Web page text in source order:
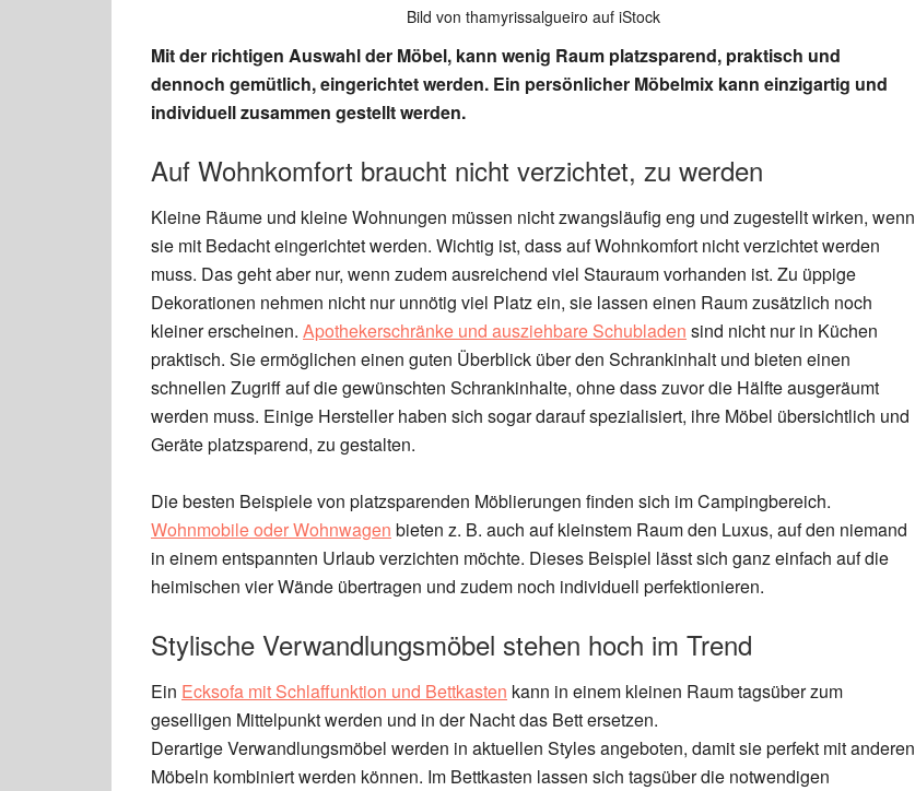
Bild von thamyrissalgueiro auf iStock
Mit der richtigen Auswahl der Möbel, kann wenig Raum platzsparend, praktisch und
dennoch gemütlich, eingerichtet werden. Ein persönlicher Möbelmix kann einzigartig und
individuell zusammen gestellt werden.
Auf Wohnkomfort braucht nicht verzichtet, zu werden
Kleine Räume und kleine Wohnungen müssen nicht zwangsläufig eng und zugestellt wirken, wenn
sie mit Bedacht eingerichtet werden. Wichtig ist, dass auf Wohnkomfort nicht verzichtet werden
muss. Das geht aber nur, wenn zudem ausreichend viel Stauraum vorhanden ist. Zu üppige
Dekorationen nehmen nicht nur unnötig viel Platz ein, sie lassen einen Raum zusätzlich noch
kleiner erscheinen. Apothekerschränke und ausziehbare Schubladen sind nicht nur in Küchen
praktisch. Sie ermöglichen einen guten Überblick über den Schrankinhalt und bieten einen
schnellen Zugriff auf die gewünschten Schrankinhalte, ohne dass zuvor die Hälfte ausgeräumt
werden muss. Einige Hersteller haben sich sogar darauf spezialisiert, ihre Möbel übersichtlich und
Geräte platzsparend, zu gestalten.
Die besten Beispiele von platzsparenden Möblierungen finden sich im Campingbereich.
Wohnmobile oder Wohnwagen bieten z. B. auch auf kleinstem Raum den Luxus, auf den niemand
in einem entspannten Urlaub verzichten möchte. Dieses Beispiel lässt sich ganz einfach auf die
heimischen vier Wände übertragen und zudem noch individuell perfektionieren.
Stylische Verwandlungsmöbel stehen hoch im Trend
Ein Ecksofa mit Schlaffunktion und Bettkasten kann in einem kleinen Raum tagsüber zum
geselligen Mittelpunkt werden und in der Nacht das Bett ersetzen.
Derartige Verwandlungsmöbel werden in aktuellen Styles angeboten, damit sie perfekt mit anderen
Möbeln kombiniert werden können. Im Bettkasten lassen sich tagsüber die notwendigen